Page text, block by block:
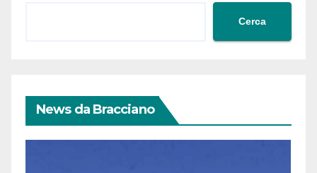
Cerca
News da Bracciano